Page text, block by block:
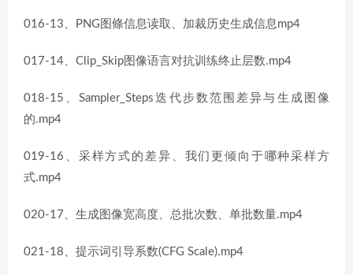
016-13、PNG图條信息读取、加裁历史生成信息mp4
017-14、Clip_Skip图像语言对抗训练终止层数.mp4
018-15、Sampler_Steps迭代步数范围差异与生成图像
的.mp4
019-16、采样方式的差异、我们更倾向于哪种采样方
式.mp4
020-17、生成图像宽高度、总批次数、单批数量.mp4
021-18、提示词引导系数(CFG Scale).mp4